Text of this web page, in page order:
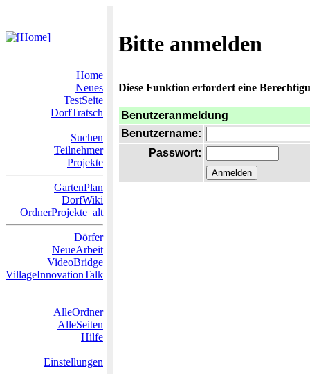
Bitte anmelden
Home
Neues
TestSeite
DorfTratsch
Suchen
Teilnehmer
Projekte
GartenPlan
DorfWiki
OrdnerProjekte_alt
Dörfer
NeueArbeit
VideoBridge
VillageInnovationTalk
AlleOrdner
AlleSeiten
Hilfe
Einstellungen
Diese Funktion erfordert eine
Benutzeranmeldung
Benutzername:
Passwort: